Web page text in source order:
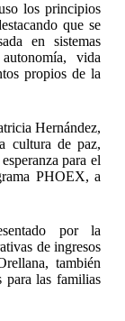
los principios
que se
en sistemas
vida
propios de la
Hernández,
cultura de paz,
para el
PHOEX, a
por la
de ingresos
también
para las familias